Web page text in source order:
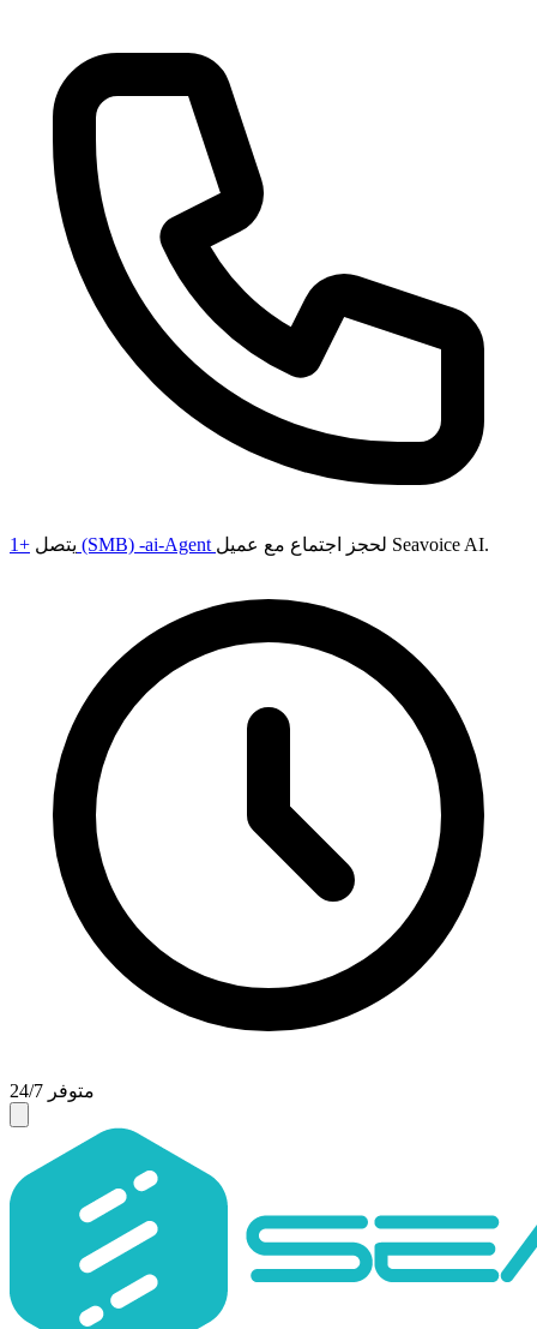
يتصل +1 (SMB) -ai-Agent لحجز اجتماع مع عميل Seavoice AI.
متوفر 24/7